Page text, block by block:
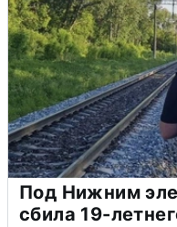
Под Нижним
сбила 19-